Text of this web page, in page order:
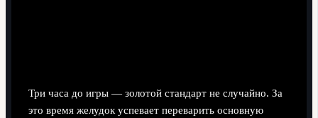
Три часа до игры — золотой стандарт не случайно. За
это время желудок успевает переварить основную